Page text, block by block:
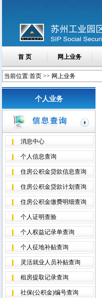
首 页 网上业务
当前位置:首页 >> 网上业务
个人业务
消息中心
个人信息查询
住房公积金贷款信息查询
住房公积金贷款计划查询
住房公积金缴费明细查询
个人证明查验
个人权益记录单查询
个人征地补贴查询
灵活就业人员补贴查询
租房提取记录查询
社保(公积金)编号查询